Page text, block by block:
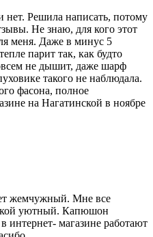
нет. Решила написать, потому
Не знаю, для кого этот
меня. Даже в минус 5
парит так, как будто
не дышит, даже шарф
такого не наблюдала.
фасона, полное
на Нагатинской в ноябре
жемчужный. Мне все
уютный. Капюшон
интернет- магазине работают